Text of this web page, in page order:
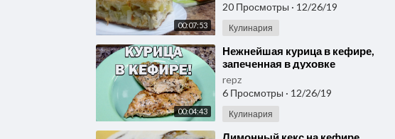
00:07:53
20 Просмотры · 12/26/19
Кулинария
00:04:43
⁣Нежнейшая курица в кефире,
запеченная в духовке
repz
6 Просмотры · 12/26/19
Кулинария